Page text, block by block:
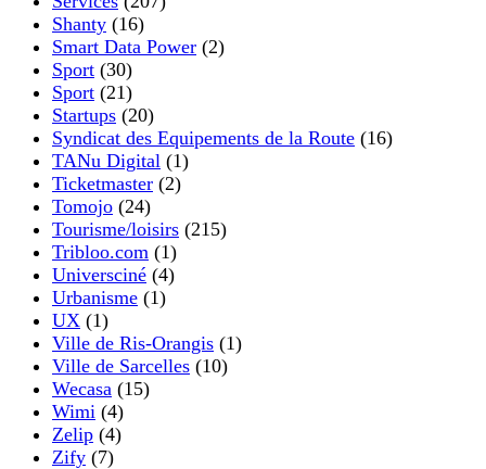
Shanty (16)
Smart Data Power (2)
Sport (30)
Sport (21)
Startups (20)
Syndicat des Equipements de la Route (16)
TANu Digital (1)
Ticketmaster (2)
Tomojo (24)
Tourisme/loisirs (215)
Tribloo.com (1)
Universciné (4)
Urbanisme (1)
UX (1)
Ville de Ris-Orangis (1)
Ville de Sarcelles (10)
Wecasa (15)
Wimi (4)
Zelip (4)
Zify (7)